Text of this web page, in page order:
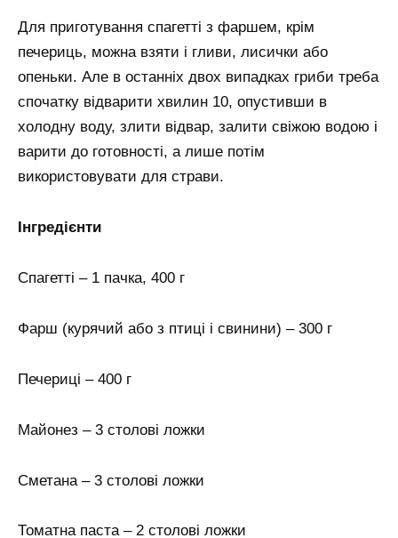
Для приготування спагетті з фаршем, крім
печериць, можна взяти і гливи, лисички або
опеньки. Але в останніх двох випадках гриби треба
спочатку відварити хвилин 10, опустивши в
холодну воду, злити відвар, залити свіжою водою і
варити до готовності, а лише потім
використовувати для страви.
Інгредієнти
Спагетті – 1 пачка, 400 г
Фарш (курячий або з птиці і свинини) – 300 г
Печериці – 400 г
Майонез – 3 столові ложки
Сметана – 3 столові ложки
Томатна паста – 2 столові ложки